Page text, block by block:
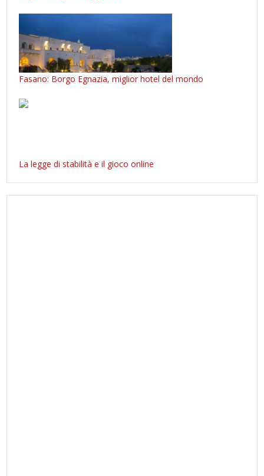
Fasano: Borgo Egnazia, miglior hotel del mondo
La legge di stabilità e il gioco online